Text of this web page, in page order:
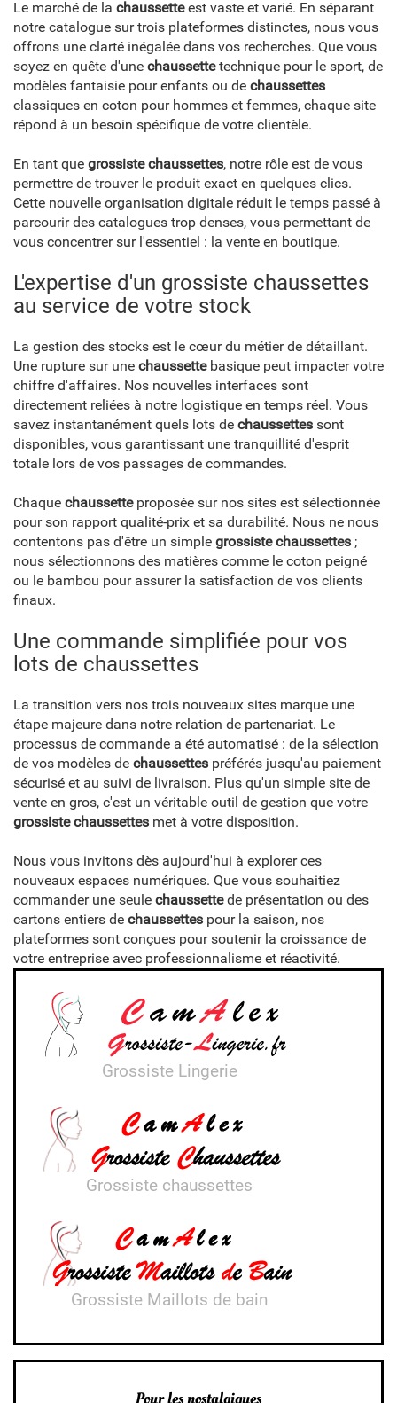
Le marché de la chaussetteest vaste et varié. En séparant
notre catalogue sur trois plateformes distinctes, nous vous
offrons une clarté inégalée dans vos recherches. Que vous
soyez en quête d'une chaussettetechnique pour le sport, de
modèles fantaisie pour enfants ou de chaussettes
classiques en coton pour hommes et femmes, chaque site
répond à un besoin spécifique de votre clientèle.
En tant que grossiste chaussettes, notre rôle est de vous
permettre de trouver le produit exact en quelques clics.
Cette nouvelle organisation digitale réduit le temps passé à
parcourir des catalogues trop denses, vous permettant de
vous concentrer sur l'essentiel : la vente en boutique.
L'expertise d'un grossiste chaussettes
au service de votre stock
La gestion des stocks est le cœur du métier de détaillant.
Une rupture sur une chaussettebasique peut impacter votre
chiffre d'affaires. Nos nouvelles interfaces sont
directement reliées à notre logistique en temps réel. Vous
savez instantanément quels lots de chaussettes sont
disponibles, vous garantissant une tranquillité d'esprit
totale lors de vos passages de commandes.
Chaque chaussetteproposée sur nos sites est sélectionnée
pour son rapport qualité-prix et sa durabilité. Nous ne nous
contentons pas d'être un simple grossiste chaussettes ;
nous sélectionnons des matières comme le coton peigné
ou le bambou pour assurer la satisfaction de vos clients
finaux.
Une commande simplifiée pour vos
lots de chaussettes
La transition vers nos trois nouveaux sites marque une
étape majeure dans notre relation de partenariat. Le
processus de commande a été automatisé : de la sélection
de vos modèles de chaussettes préférés jusqu'au paiement
sécurisé et au suivi de livraison. Plus qu'un simple site de
vente en gros, c'est un véritable outil de gestion que votre
grossiste chaussettes met à votre disposition.
Nous vous invitons dès aujourd'hui à explorer ces
nouveaux espaces numériques. Que vous souhaitiez
commander une seule chaussettede présentation ou des
cartons entiers de chaussettes pour la saison, nos
plateformes sont conçues pour soutenir la croissance de
votre entreprise avec professionnalisme et réactivité.
Grossiste Lingerie
Grossiste chaussettes
Grossiste Maillots de bain